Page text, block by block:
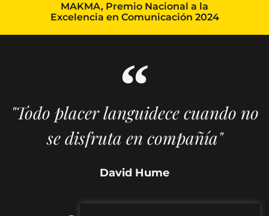
MAKMA, Premio Nacional a la
Excelencia en Comunicación 2024
"Todo placer languidece cuando no
se disfruta en compañía"
David Hume